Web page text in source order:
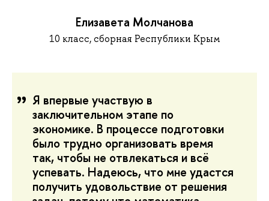
Елизавета Молчанова
10 класс, сборная Республики Крым
Я впервые участвую в
заключительном этапе по
экономике. В процессе подготовки
было трудно организовать время
так, чтобы не отвлекаться и всё
успевать. Надеюсь, что мне удастся
получить удовольствие от решения